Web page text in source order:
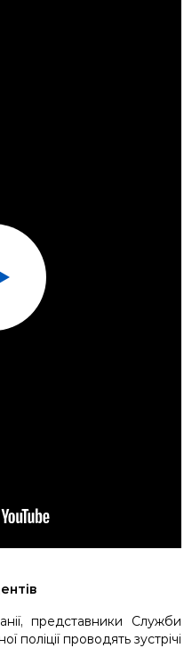
представники Служби
поліції проводять зустрічі